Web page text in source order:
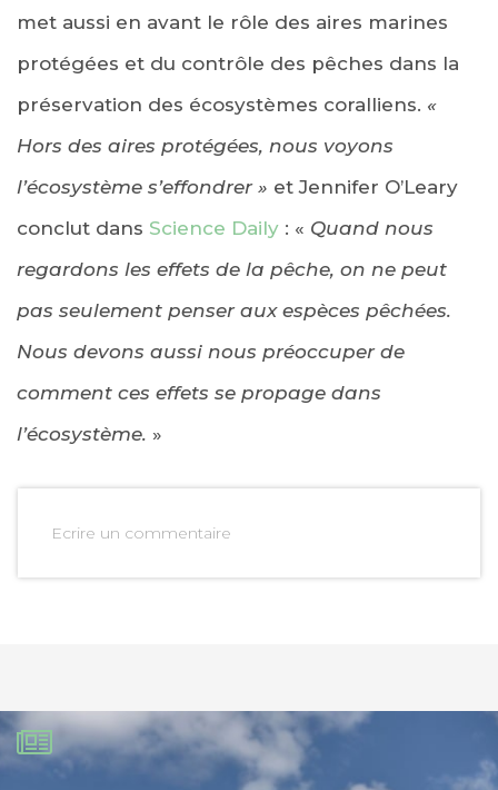
met aussi en avant le rôle des aires marines
protégées et du contrôle des pêches dans la
préservation des écosystèmes coralliens. «
Hors des aires protégées, nous voyons
l’écosystème s’effondrer » et Jennifer O’Leary
conclut dans Science Daily : « Quand nous
regardons les effets de la pêche, on ne peut
pas seulement penser aux espèces pêchées.
Nous devons aussi nous préoccuper de
comment ces effets se propage dans
l’écosystème. »
Ecrire un commentaire